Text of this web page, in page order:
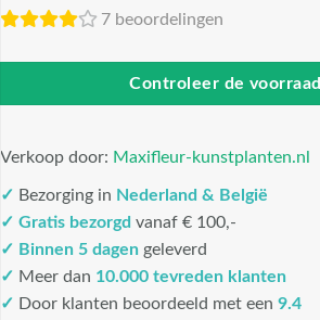
7 beoordelingen
Controleer de voorraad
Verkoop door: Maxifleur-kunstplanten.nl
✓ Bezorging in Nederland & België
✓ Gratis bezorgd vanaf € 100,-
✓ Binnen 5 dagen geleverd
✓ Meer dan 10.000 tevreden klanten
✓ Door klanten beoordeeld met een 9.4